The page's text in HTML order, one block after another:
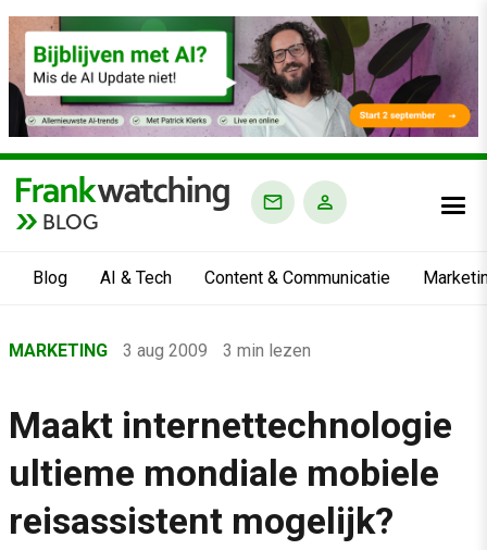
BLOG
Blog AI & Tech Content & Communicatie
›
Marketing
Maakt internettechnologie ultieme mondiale mobiele
MARKETING 3 aug 2009 3 min lezen
Maakt internettechnologie
ultieme mondiale mobiele
reisassistent mogelijk?